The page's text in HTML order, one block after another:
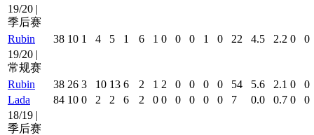
19/20 |
季后赛
Rubin
38 10 1 4 5 1 6 1 0 0 0 1 0 22 4.5 2.2 0
0
19/20 |
常规赛
Rubin
38 26 3 10 13 6 2 1 2 0 0 0 0 54 5.6 2.1 0
0
Lada
84 10 0 2 2 6 2 0 0 0 0 0 0 7 0.0 0.7 0
0
18/19 |
季后赛